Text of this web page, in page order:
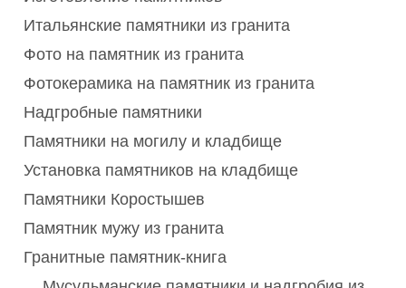
Итальянские памятники из гранита
Фото на памятник из гранита
Фотокерамика на памятник из гранита
Надгробные памятники
Памятники на могилу и кладбище
Установка памятников на кладбище
Памятники Коростышев
Памятник мужу из гранита
Гранитные памятник-книга